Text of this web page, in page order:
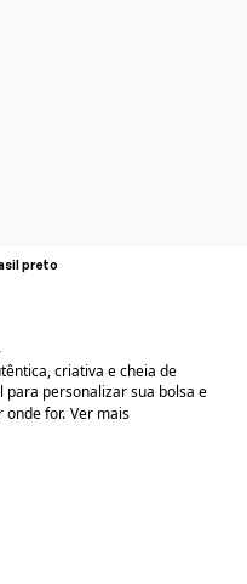
preto
criativa e cheia de
para personalizar sua bolsa e
onde for. Ver mais